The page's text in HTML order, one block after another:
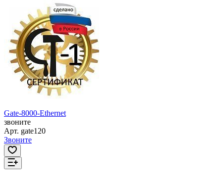
Gate-8000-Ethernet
звоните
Арт. gate120
Звоните